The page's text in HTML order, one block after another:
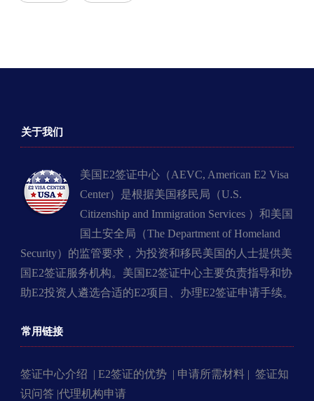
关于我们
美国E2签证中心（AEVC, American E2 Visa
Center）是根据美国移民局（U.S.
Citizenship and Immigration Services ）和美国
国土安全局（The Department of Homeland
Security）的监管要求，为投资和移民美国的人士提供美
国E2签证服务机构。美国E2签证中心主要负责指导和协
助E2投资人遴选合适的E2项目、办理E2签证申请手续。
常用链接
签证中心介绍 | E2签证的优势 | 申请所需材料 | 签证知
识问答 |代理机构申请